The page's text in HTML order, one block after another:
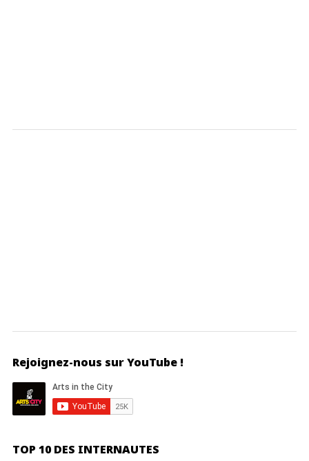
Rejoignez-nous sur YouTube !
TOP 10 DES INTERNAUTES